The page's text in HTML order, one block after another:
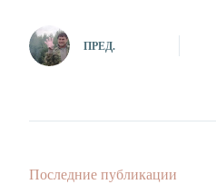
ПРЕД.
Последние публикации